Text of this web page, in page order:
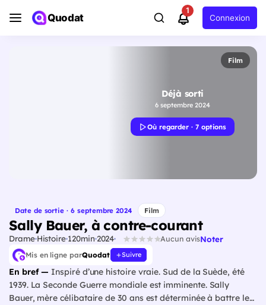
Quodat
1
Connexion
Film
Déjà sorti
6 septembre 2024
Où regarder · 7 options
Date de sortie · 6 septembre 2024 Film
Sally Bauer, à contre-courant
DrameHistoire 120min 2024 Aucun avisNoter
Mis en ligne parQuodat Suivre
En bref — Inspiré d’une histoire vraie. Sud de la Suède, été
1939. La Seconde Guerre mondiale est imminente. Sally
Bauer, mère célibataire de 30 ans est déterminée à battre le